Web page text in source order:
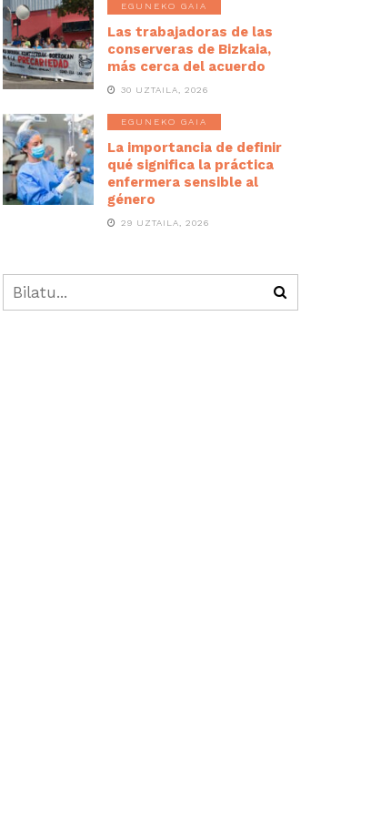
EGUNEKO GAIA
Las trabajadoras de las
conserveras de Bizkaia,
más cerca del acuerdo
30 UZTAILA, 2026
EGUNEKO GAIA
La importancia de definir
qué significa la práctica
enfermera sensible al
género
29 UZTAILA, 2026